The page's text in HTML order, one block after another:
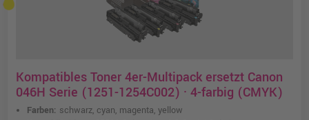
Kompatibles Toner 4er-Multipack ersetzt Canon
046H Serie (1251-1254C002) · 4-farbig (CMYK)
Farben: schwarz, cyan, magenta, yellow